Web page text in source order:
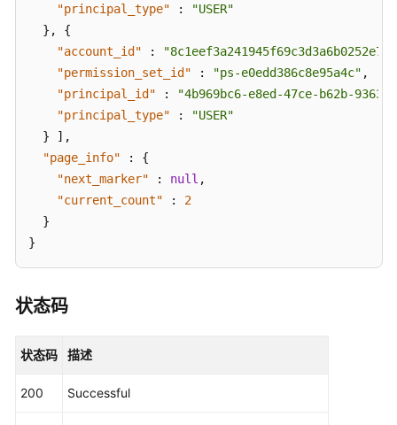
或
联
的
号
列
表
户
组
"principal_type"
:
"USER"
} ,
{
"account_id"
:
"permission_set_id"
: "ps-e0edd386c8e95a4c" ,
"principal_id"
:
"4b969bc6-e8ed-47ce-b62b-
"principal_type"
:
"USER"
}
] ,
"page_info"
:
{
"next_marker"
: null ,
"current_count"
:
2
}
}
状态码
状态码 描述
200 Successful